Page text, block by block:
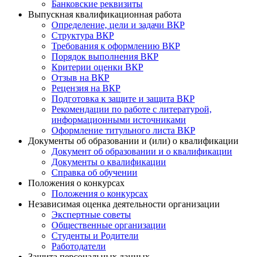
Банковские реквизиты
Выпускная квалификационная работа
Определение, цели и задачи ВКР
Структура ВКР
Требования к оформлению ВКР
Порядок выполнения ВКР
Критерии оценки ВКР
Отзыв на ВКР
Рецензия на ВКР
Подготовка к защите и защита ВКР
Рекомендации по работе с литературой,
информационными источниками
Оформление титульного листа ВКР
Документы об образовании и (или) о квалификации
Документ об образовании и о квалификации
Документы о квалификации
Справка об обучении
Положения о конкурсах
Положения о конкурсах
Независимая оценка деятельности организации
Экспертные советы
Общественные организации
Студенты и Родители
Работодатели